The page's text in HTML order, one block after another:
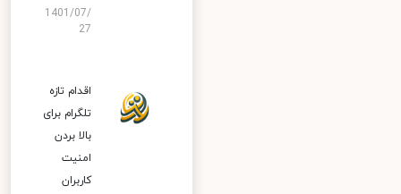
1401/07/
27
اقدام تازه
تلگرام برای
بالا بردن
امنیت
کاربران